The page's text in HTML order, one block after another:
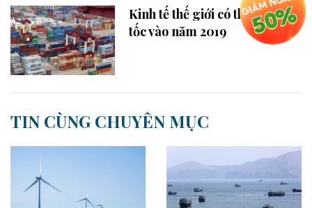
Kinh tế thế giới có thể sẽ giảm
tốc vào năm 2019
TIN CÙNG CHUYÊN MỤC